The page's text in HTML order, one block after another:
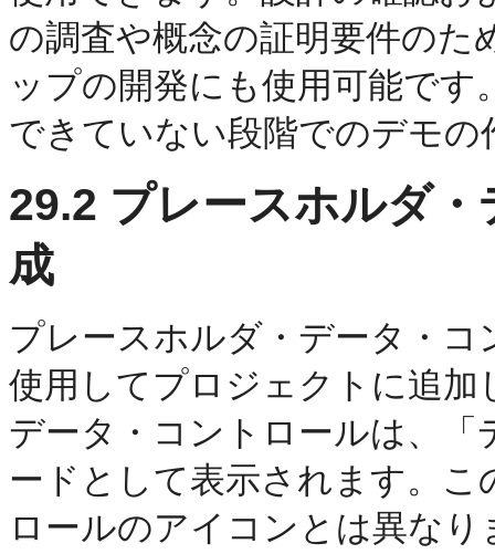
の調査や概念の証明要件の
ップの開発にも使用可能で
できていない段階でのデモ
29.2 プレースホルダ
成
プレースホルダ・データ・
使用してプロジェクトに追
データ・コントロールは、
ードとして表示されます。
ロールのアイコンとは異な